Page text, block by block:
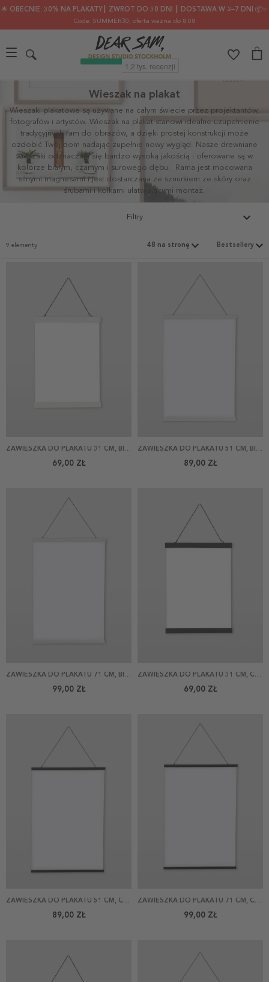
🌟 OBECNIE: 30% NA PLAKATY┃ ZWROT DO 30 DNI ┃ DOSTAWA W 2–7 DNI 📦✨
Code: SUMMER30, oferta ważna do 8.08
Wieszak na plakat
Wieszaki plakatowe są używane na całym świecie przez projektantów,
fotografów i artystów. Wieszak na plakat stanowi idealne uzupełnienie
tradycyjnych ram do obrazów, a dzięki prostej konstrukcji może
ozdobić Twój dom nadając zupełnie nowy wygląd. Nasze drewniane
wieszaki odznaczają się bardzo wysoką jakością i oferowane są w
kolorze białym, czarnym i surowego dębu.
Rama jest mocowana
silnymi magnesami i jest dostarczana ze sznurkiem ze skóry oraz
śrubami i kołkami ułatwiającymi montaż.
Filtry
9 elementy
ZAWIESZKA DO PLAKATU 31 CM, BIAŁA
69,00 ZŁ
ZAWIESZKA DO PLAKATU 51 CM, BIAŁA
89,00 ZŁ
ZAWIESZKA DO PLAKATU 71 CM, BIAŁA
99,00 ZŁ
ZAWIESZKA DO PLAKATU 31 CM, CZARNA
69,00 ZŁ
ZAWIESZKA DO PLAKATU 51 CM, CZARNA
89,00 ZŁ
ZAWIESZKA DO PLAKATU 71 CM, CZARNA
99,00 ZŁ